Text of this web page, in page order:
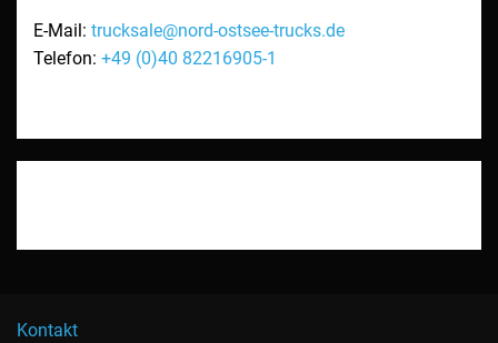
E-Mail: trucksale@nord-ostsee-trucks.de
Telefon: +49 (0)40 82216905-1
Kontakt